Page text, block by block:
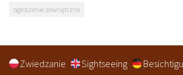
ogłoszenie zewnętrzne
Zwiedzanie Sightseeing